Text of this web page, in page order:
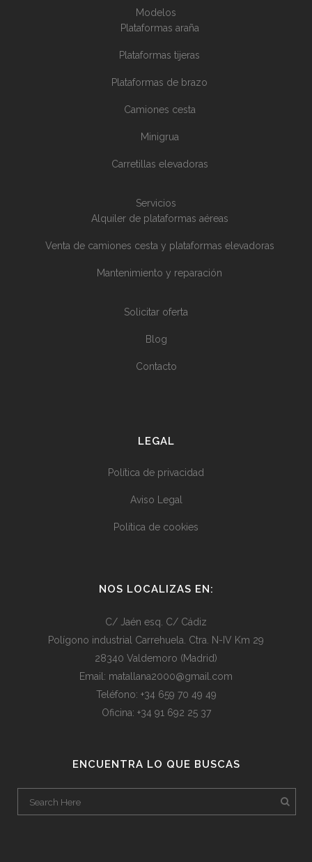
Modelos
Plataformas araña
Plataformas tijeras
Plataformas de brazo
Camiones cesta
Minigrua
Carretillas elevadoras
Servicios
Alquiler de plataformas aéreas
Venta de camiones cesta y plataformas elevadoras
Mantenimiento y reparación
Solicitar oferta
Blog
Contacto
LEGAL
Política de privacidad
Aviso Legal
Política de cookies
NOS LOCALIZAS EN:
C/ Jaén esq. C/ Cádiz
Polígono industrial Carrehuela. Ctra. N-IV Km 29
28340 Valdemoro (Madrid)
Email: matallana2000@gmail.com
Teléfono: +34 659 70 49 49
Oficina: +34 91 692 25 37
ENCUENTRA LO QUE BUSCAS